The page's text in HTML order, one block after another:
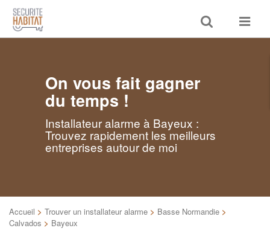
Toggle
search
Toggle
On vous fait gagner
du temps !
Installateur alarme à Bayeux :
Trouvez rapidement les meilleurs
entreprises autour de moi
Accueil > Trouver un installateur alarme > Basse Normandie >
Calvados > Bayeux